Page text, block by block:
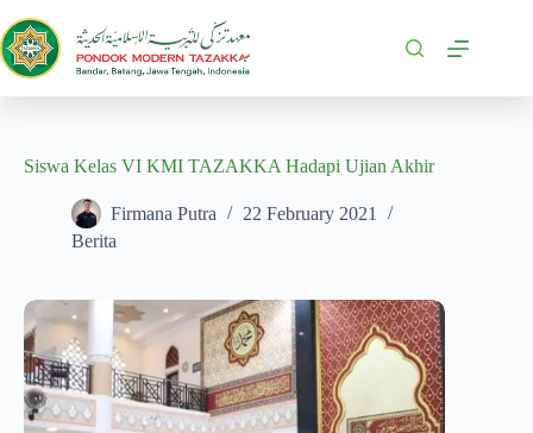
Siswa Kelas VI KMI TAZAKKA Hadapi Ujian Akhir
Firmana Putra
22 February 2021
Berita